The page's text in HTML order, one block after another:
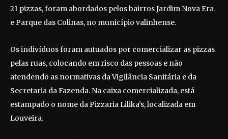
21 pizzas, foram abordados pelos bairros Jardim Nova Era
e Parque das Colinas, no município valinhense.
Os indivíduos foram autuados por comercializar as pizzas
pelas ruas, colocando em risco das pessoas e não
atendendo as normativas da Vigilância Sanitária e da
Secretaria da Fazenda. Na caixa comercializada, está
estampado o nome da Pizzaria Lilika’s, localizada em
Louveira.